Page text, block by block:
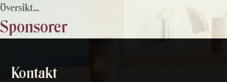
Översikt...
Sponsorer
Kontakt